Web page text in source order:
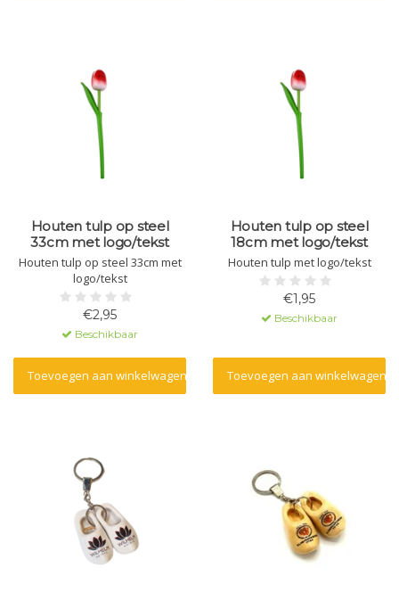
Houten tulp op steel
33cm met logo/tekst
Houten tulp op steel 33cm met
logo/tekst
€2,95
Beschikbaar
Toevoegen aan winkelwagen
Houten tulp op steel
18cm met logo/tekst
Houten tulp met logo/tekst
€1,95
Beschikbaar
Toevoegen aan winkelwagen